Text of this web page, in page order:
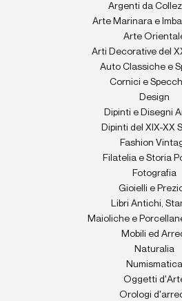
Argenti da
Arte Marinara e
Arte
Arti Decorative del
Auto Classiche e
Cornici e
Design
Dipinti e Disegni
Dipinti del XIX-XX
Fashion
Filatelia e Storia
Fotografia
Gioielli e
Libri Antichi,
Maioliche e
Mobili ed
Naturalia
Numismatica
Oggetti
Orologi